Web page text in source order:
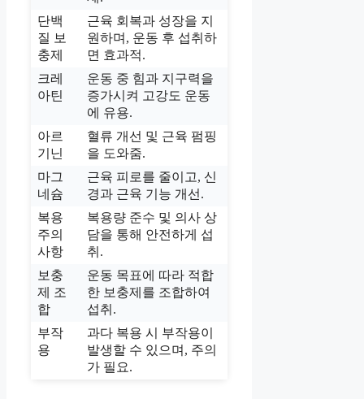
단백
질 보
충제
근육 회복과 성장을 지
원하며, 운동 후 섭취하
면 효과적.
크레
아틴
운동 중 힘과 지구력을
증가시켜 고강도 운동
에 유용.
아르
기닌
혈류 개선 및 근육 펌핑
을 도와줌.
마그
네슘
근육 피로를 줄이고, 신
경과 근육 기능 개선.
복용
주의
사항
복용량 준수 및 의사 상
담을 통해 안전하게 섭
취.
보충
제 조
합
운동 목표에 따라 적합
한 보충제를 조합하여
섭취.
부작
용
과다 복용 시 부작용이
발생할 수 있으며, 주의
가 필요.